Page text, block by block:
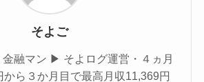
そよご
金融マン ▶︎ そよログ運営・４ヵ月
から３か月目で最高月収11,369円